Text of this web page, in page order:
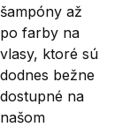
šampóny až
po farby na
vlasy, ktoré sú
dodnes bežne
dostupné na
našom